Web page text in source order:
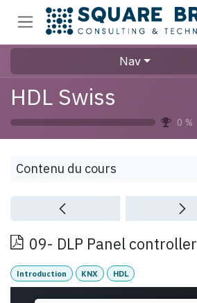
Se rendre au contenu
Nav
HDL Swiss
0 %
Contenu du cours
09- DLP Panel controller
Introduction KNX HDL